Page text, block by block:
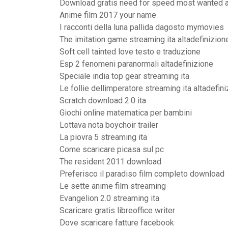
Download gratis need for speed most wanted
Anime film 2017 your name
I racconti della luna pallida dagosto mymovies
The imitation game streaming ita
Soft cell tainted love testo e traduzione
Esp 2 fenomeni paranormali altadefinizione
Speciale india top gear streaming ita
Le follie dellimperatore streaming ita
Scratch download 2.0 ita
Giochi online matematica per bambini
Lottava nota boychoir trailer
La piovra 5 streaming ita
Come scaricare picasa sul pc
The resident 2011 download
Preferisco il paradiso film completo download
Le sette anime film streaming
Evangelion 2.0 streaming ita
Scaricare gratis libreoffice writer
Dove scaricare fatture facebook